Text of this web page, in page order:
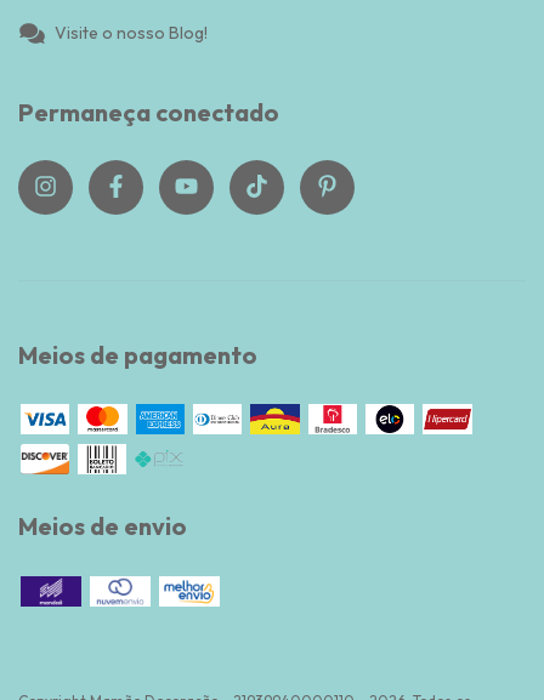
Visite o nosso Blog!
Permaneça conectado
Meios de pagamento
Meios de envio